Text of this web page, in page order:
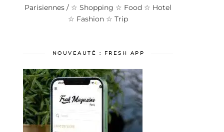
Parisiennes / ☆ Shopping ☆ Food ☆ Hotel
☆ Fashion ☆ Trip
NOUVEAUTÉ : FRESH APP